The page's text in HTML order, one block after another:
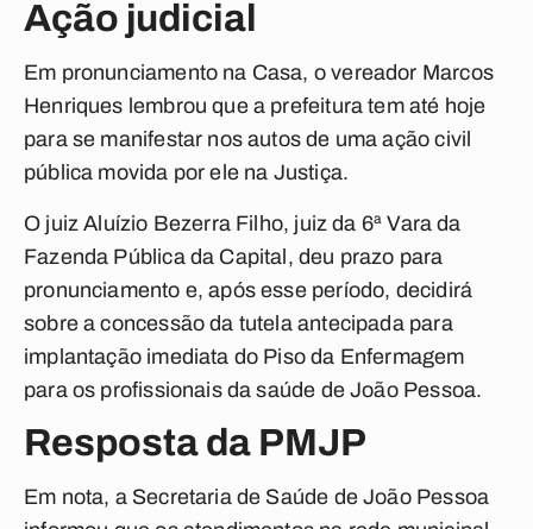
Ação judicial
Em pronunciamento na Casa, o vereador Marcos
Henriques lembrou que a prefeitura tem até hoje
para se manifestar nos autos de uma ação civil
pública movida por ele na Justiça.
O juiz Aluízio Bezerra Filho, juiz da 6ª Vara da
Fazenda Pública da Capital, deu prazo para
pronunciamento e, após esse período, decidirá
sobre a concessão da tutela antecipada para
implantação imediata do Piso da Enfermagem
para os profissionais da saúde de João Pessoa.
Resposta da PMJP
Em nota, a Secretaria de Saúde de João Pessoa